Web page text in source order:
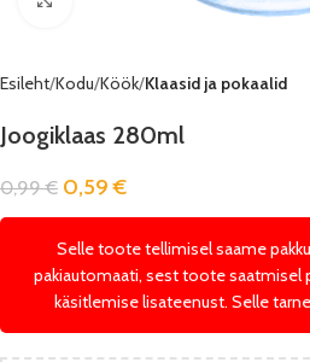
Esileht Kodu Köök Klaasid ja pokaalid
Joogiklaas 280ml
0,99€ 0,59€
Selle toote tellimisel saame
pakiautomaati, sest toote saatmisel
käsitlemise lisateenust. Selle